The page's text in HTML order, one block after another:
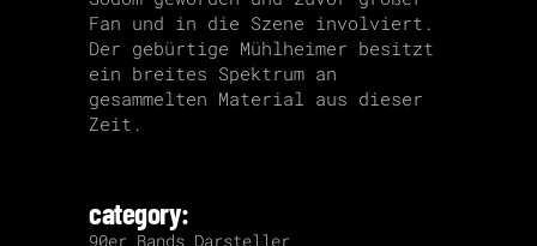
Fan und in die Szene involviert.
Der gebürtige Mühlheimer besitzt
ein breites Spektrum an
gesammelten Material aus dieser
Zeit.
category:
90er Bands Darsteller